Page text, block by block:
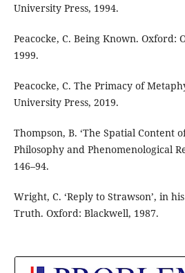
University Press, 1994.
Peacocke, C. Being Known. Oxford:
1999.
Peacocke, C. The Primacy of
University Press, 2019.
Thompson, B. ‘The Spatial Content
Philosophy and Phenomenological
146–94.
Wright, C. ‘Reply to Strawson’, in
Truth. Oxford: Blackwell, 1987.